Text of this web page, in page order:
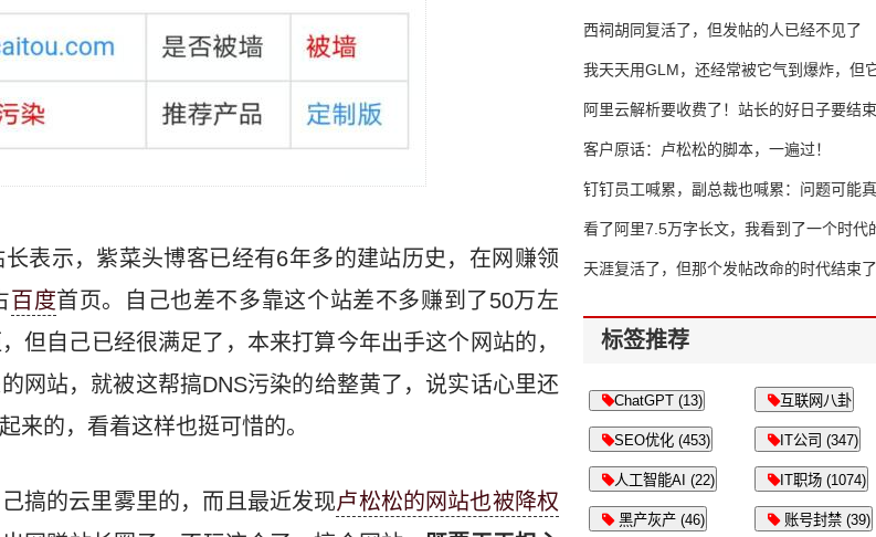
表示，紫菜头博客已经有6年多的建站历史，在网赚领
百度首页。自己也差不多靠这个站差不多赚到了50万左
但自己已经很满足了，本来打算今年出手这个网站的，
网站，就被这帮搞DNS污染的给整黄了，说实话心里还
来的，看着这样也挺可惜的。
搞的云里雾里的，而且最近发现卢松松的网站也被降权
西祠胡同复活了，但发帖的人已经不见了
我天天用GLM，还经常被它气到爆炸，但
16万亿
阿里云解析要收费了！站长的好日子要结
客户原话：卢松松的脚本，一遍过！
钉钉员工喊累，副总裁也喊累：问题可能
了
看了阿里7.5万字长文，我看到了一个时代
天涯复活了，但那个发帖改命的时代结束了
标签推荐
ChatGPT (13) 互联网八卦
SEO优化 (453) IT公司 (347)
人工智能AI (22) IT职场 (1074)
黑产灰产 (46) 账号封禁 (39)